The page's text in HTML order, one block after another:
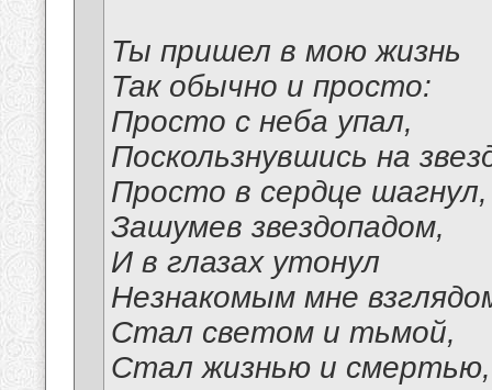
Ты пришел в мою жизнь
Так обычно и просто:
Просто с неба упал,
Поскользнувшись на
Просто в сердце шагнул,
Зашумев звездопадом,
И в глазах утонул
Незнакомым мне
Стал светом и тьмой,
Стал жизнью и смертью,